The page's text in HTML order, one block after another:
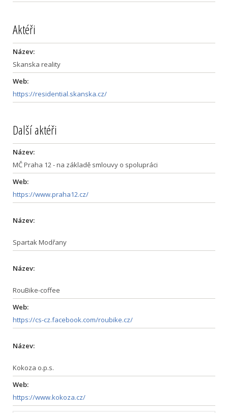
Aktéři
Název:
Skanska reality
Web:
https://residential.skanska.cz/
Další aktéři
Název:
MČ Praha 12 - na základě smlouvy o spolupráci
Web:
https://www.praha12.cz/
Název:
Spartak Modřany
Název:
RouBike-coffee
Web:
https://cs-cz.facebook.com/roubike.cz/
Název:
Kokoza o.p.s.
Web:
https://www.kokoza.cz/